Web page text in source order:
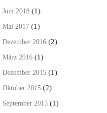
Juni 2018 (1)
Mai 2017 (1)
Dezember 2016 (2)
März 2016 (1)
Dezember 2015 (1)
Oktober 2015 (2)
September 2015 (1)